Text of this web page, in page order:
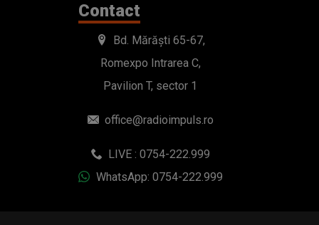
Contact
Bd. Mărăști 65-67,
Romexpo Intrarea C,
Pavilion T, sector 1
office@radioimpuls.ro
LIVE : 0754-222.999
WhatsApp: 0754-222.999